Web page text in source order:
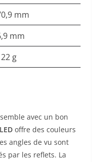
mm
mm
g
avec un bon
offre des couleurs
angles de vu sont
par les reflets. La